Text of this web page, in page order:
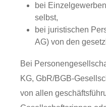
bei
selbst,
bei juristischen
AG) von den
Bei
KG, GbR/BGB-
von allen